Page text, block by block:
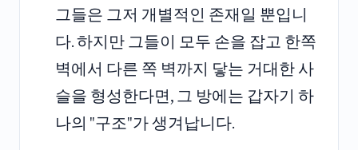
그들은 그저 개별적인 존재일 뿐입니
다. 하지만 그들이 모두 손을 잡고 한쪽
벽에서 다른 쪽 벽까지 닿는 거대한 사
슬을 형성한다면, 그 방에는 갑자기 하
나의 "구조"가 생겨납니다.